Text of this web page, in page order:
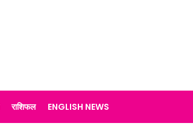
राशिफल ENGLISH NEWS